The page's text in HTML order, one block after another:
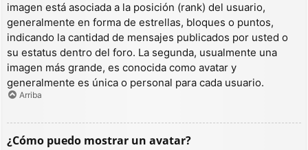
imagen está asociada a la posición (rank) del usuario,
generalmente en forma de estrellas, bloques o puntos,
indicando la cantidad de mensajes publicados por usted o
su estatus dentro del foro. La segunda, usualmente una
imagen más grande, es conocida como avatar y
generalmente es única o personal para cada usuario.
Arriba
¿Cómo puedo mostrar un avatar?